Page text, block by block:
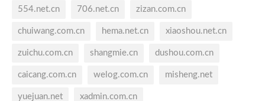
554.net.cn 706.net.cn zizan.com.cn
chuiwang.com.cn hema.net.cn xiaoshou.net.cn
zuichu.com.cn shangmie.cn dushou.com.cn
caicang.com.cn welog.com.cn misheng.net
yuejuan.net xadmin.com.cn